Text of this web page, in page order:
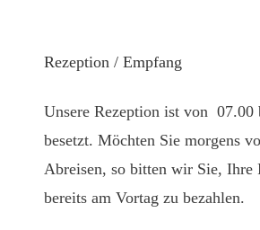
Rezeption / Empfang
Unsere Rezeption ist von 07.00
besetzt. Möchten Sie morgens
Abreisen, so bitten wir Sie, Ihre
bereits am Vortag zu bezahlen.